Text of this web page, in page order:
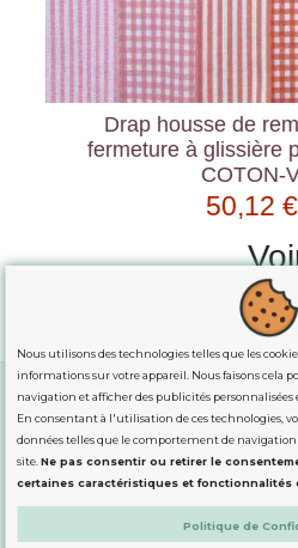
Drap housse de
fermeture à glissière
COTON-
50,12 €
Voir
GUIDE DES TAILLES
INFORMATION
Nous utilisons des technologies telles que les
informations sur votre appareil. Nous faisons cela
navigation et afficher des publicités personnalisées
En consentant à l'utilisation de ces technologies,
données telles que le comportement de
site.Ne pas consentir ou retirer le
certaines caractéristiques et fonctionnalités
Politique de